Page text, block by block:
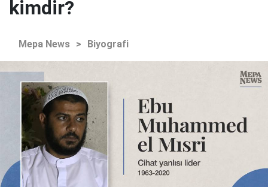
kimdir?
Mepa News > Biyografi